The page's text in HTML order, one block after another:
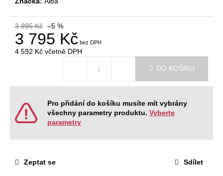
3 995 Kč –5 %
3 795 Kč
4 592 Kč včetně DPH
DO KOŠÍKU
Pro přidání do košíku musíte mít vybrány
všechny parametry produktu. Vyberte
parametry
Zeptat se Sdílet